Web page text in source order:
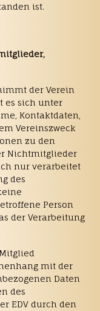
ist.
der Verein
es sich unter
Kontaktdaten,
Vereinszweck
zu den
Nichtmitglieder
nur verarbeitet
des
Person
der Verarbeitung
mit der
Daten
des
EDV durch den